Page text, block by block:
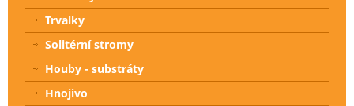
Trvalky
Solitérní stromy
Houby - substráty
Hnojivo